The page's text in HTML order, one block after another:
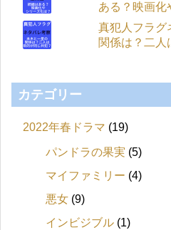
ある？映画化
真犯人フラグ
関係は？二人
カテゴリー
2022年春ドラマ (19)
パンドラの果実 (5)
マイファミリー (4)
悪女 (9)
インビジブル (1)